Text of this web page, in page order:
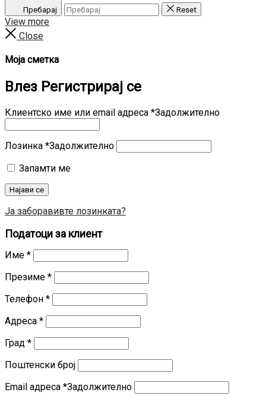
Пребарај Reset
View more
Close
Моја сметка
Влез Регистрирај се
Клиентско име или email адреса *Задолжително
Лозинка *Задолжително
Запамти ме
Најави се
Ја заборавивте лозинката?
Податоци за клиент
Име *
Презиме *
Телефон *
Адреса *
Град *
Поштенски број
Email адреса *Задолжително